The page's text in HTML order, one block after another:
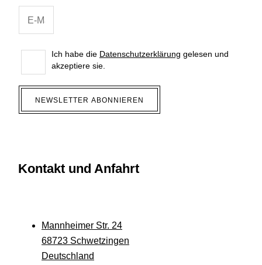
Ich habe die Datenschutzerklärung gelesen und
akzeptiere sie.
NEWSLETTER ABONNIEREN
Kontakt und Anfahrt
Mannheimer Str. 24
68723 Schwetzingen
Deutschland